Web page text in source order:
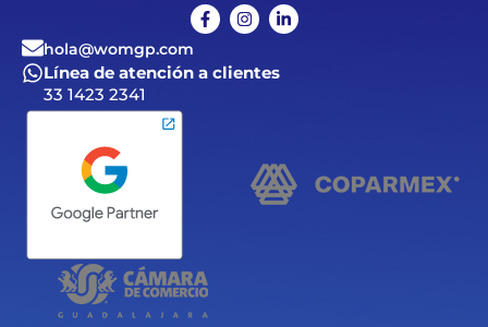
hola@womgp.com
Línea de atención a clientes
33 1423 2341